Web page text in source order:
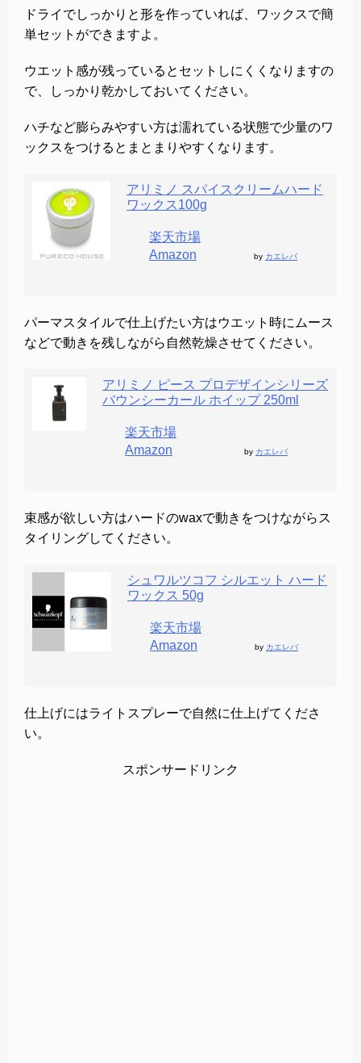
ドライでしっかりと形を作っていれば、ワックスで簡
単セットができますよ。
ウエット感が残っているとセットしにくくなりますの
で、しっかり乾かしておいてください。
ハチなど膨らみやすい方は濡れている状態で少量のワ
ックスをつけるとまとまりやすくなります。
アリミノ スパイスクリームハード
ワックス100g
楽天市場
Amazon
by カエレバ
パーマスタイルで仕上げたい方はウエット時にムース
などで動きを残しながら自然乾燥させてください。
アリミノ ピース プロデザインシリーズ
バウンシーカール ホイップ 250ml
楽天市場
Amazon
by カエレバ
束感が欲しい方はハードのwaxで動きをつけながらス
タイリングしてください。
シュワルツコフ シルエット ハード
ワックス 50g
楽天市場
Amazon
by カエレバ
仕上げにはライトスプレーで自然に仕上げてくださ
い。
スポンサードリンク